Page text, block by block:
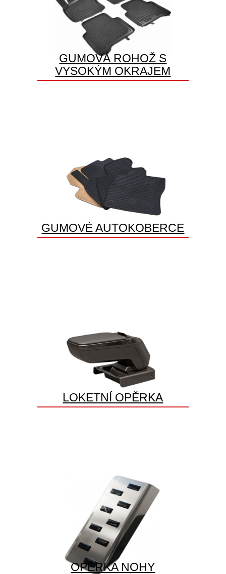
GUMOVÁ ROHOŽ S
VYSOKÝM OKRAJEM
GUMOVÉ AUTOKOBERCE
LOKETNÍ OPĚRKA
OPĚRKA NOHY